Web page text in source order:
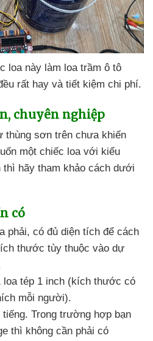
loa này làm loa trầm ô tô
rất hay và tiết kiệm chi phí.
, chuyên nghiệp
thùng sơn trên chưa khiến
một chiếc loa với kiểu
thì hãy tham khảo cách dưới
có
phải, có đủ diện tích để cách
thước tùy thuộc vào dự
loa tép 1 inch (kích thước có
mỗi người).
tiếng. Trong trường hợp bạn
thì không cần phải có